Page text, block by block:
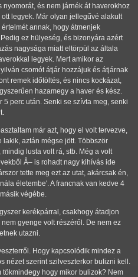
és nem járnék át haverokhoz
legyek. Már olyan jellegűvé alakult
annak, hogy átmenjek
ez hülyeség, és bizonyára azért
nagysága miatt eltörpül az általa
legyek. Mert amikor az
csomót átjár hozzájuk és átjárnak
remek időtöltés, és nincs kockázat,
hazamegy a haver és kész.
perc után. Senki se szívta meg, senki
már azt, hogy el volt tervezve,
aztán mégse jött. Többször
lusta volt rá, stb. Még a volt
Â– is rohadt nagy kihívás ide
tette meg ezt az utat, akárcsak én,
életembe'. A francnak van kedve 4
végébe.
kerékpárral, csakhogy átadjon
gyenge volt részéről. De nem ez
utazni.
Hogy kapcsolódik mindez a
nézet szerint szilveszterkor bulizni kell.
hogy mikor bulizok? Nem